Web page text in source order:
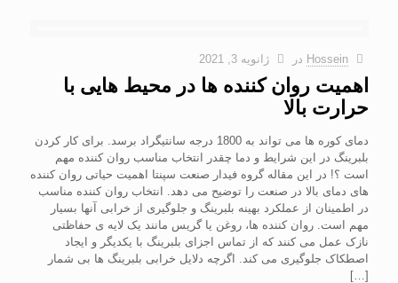
Hossein در ژانویه 3, 2021
اهمیت روان کننده ها در محیط هایی با
حرارت بالا
دمای کوره ها می تواند به 1800 درجه سانتیگراد برسد. برای کار کردن
بلبرینگ در این شرایط و دما چقدر انتخاب مناسب روان کننده مهم
است ؟! در این مقاله گروه فیدار صنعت سپنتا اهمیت حیاتی روان کننده
های دمای بالا در صنعت را توضیح می دهد. انتخاب روان کننده مناسب
در اطمینان از عملکرد بهینه بلبرینگ و جلوگیری از خرابی آنها بسیار
مهم است. روان کننده ها، روغن یا گریس مانند یک لایه ی حفاظتی
نازک عمل می کنند که از تماس اجزای بلبرینگ با یکدیگر و ایجاد
اصطکاک جلوگیری می کند. اگرچه دلایل خرابی بلبرینگ ها بی شمار
[…]